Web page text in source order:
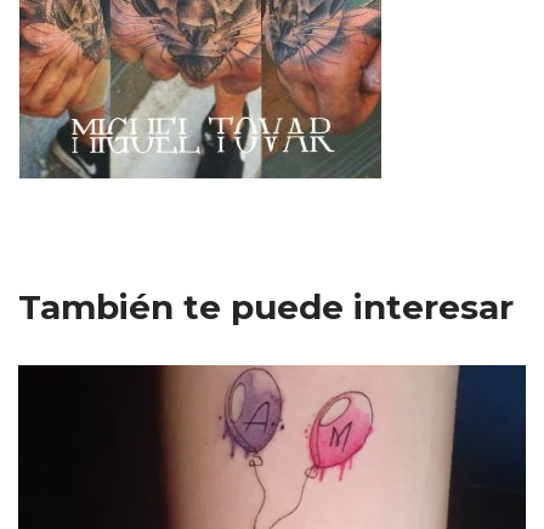
También te puede interesar